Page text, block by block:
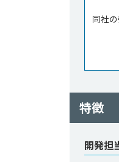
同社
特徴
開発担